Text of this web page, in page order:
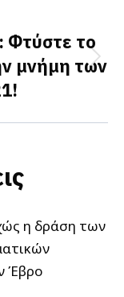
Φτύστε το
μνήμη των
η δράση των
Έβρο